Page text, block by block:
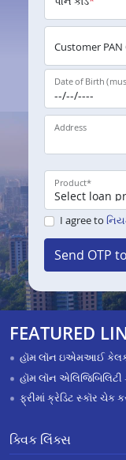
Customer PAN
Date of Birth
Address
Product*
I agree to
Send OTP
FEATURED
હૉમ લૉન ઇએમઆઈ
હૉમ લૉન
ફ્રીમાં ક્રેડિટ સ્કૉર ચેક
ક્વિક લિંક્સ